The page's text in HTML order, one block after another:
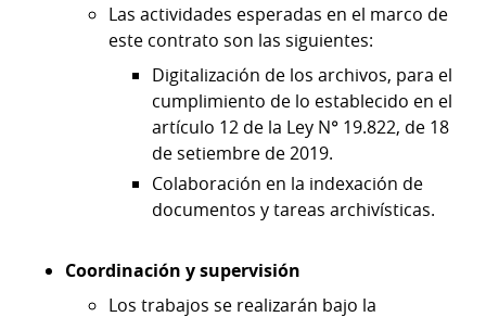
Las actividades esperadas en el marco de
este contrato son las siguientes:
Digitalización de los archivos, para el
cumplimiento de lo establecido en el
artículo 12 de la Ley N° 19.822, de 18
de setiembre de 2019.
Colaboración en la indexación de
documentos y tareas archivísticas.
Coordinación y supervisión
Los trabajos se realizarán bajo la